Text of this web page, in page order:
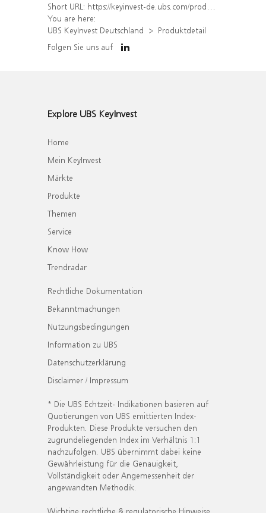
Short URL: https://keyinvest-de.ubs.com/produkt/detail/index/isin/DE000WA4HDH7
You are here:
UBS KeyInvest Deutschland
Produktdetail
Folgen Sie uns auf
Explore UBS KeyInvest
Home
Mein KeyInvest
Märkte
Produkte
Themen
Service
Know How
Trendradar
Rechtliche Dokumentation
Bekanntmachungen
Nutzungsbedingungen
Information zu UBS
Datenschutzerklärung
Disclaimer / Impressum
* Die UBS Echtzeit- Indikationen basieren auf
Quotierungen von UBS emittierten Index-
Produkten. Diese Produkte versuchen den
zugrundeliegenden Index im Verhältnis 1:1
nachzufolgen. UBS übernimmt dabei keine
Gewährleistung für die Genauigkeit,
Vollständigkeit oder Angemessenheit der
angewandten Methodik.